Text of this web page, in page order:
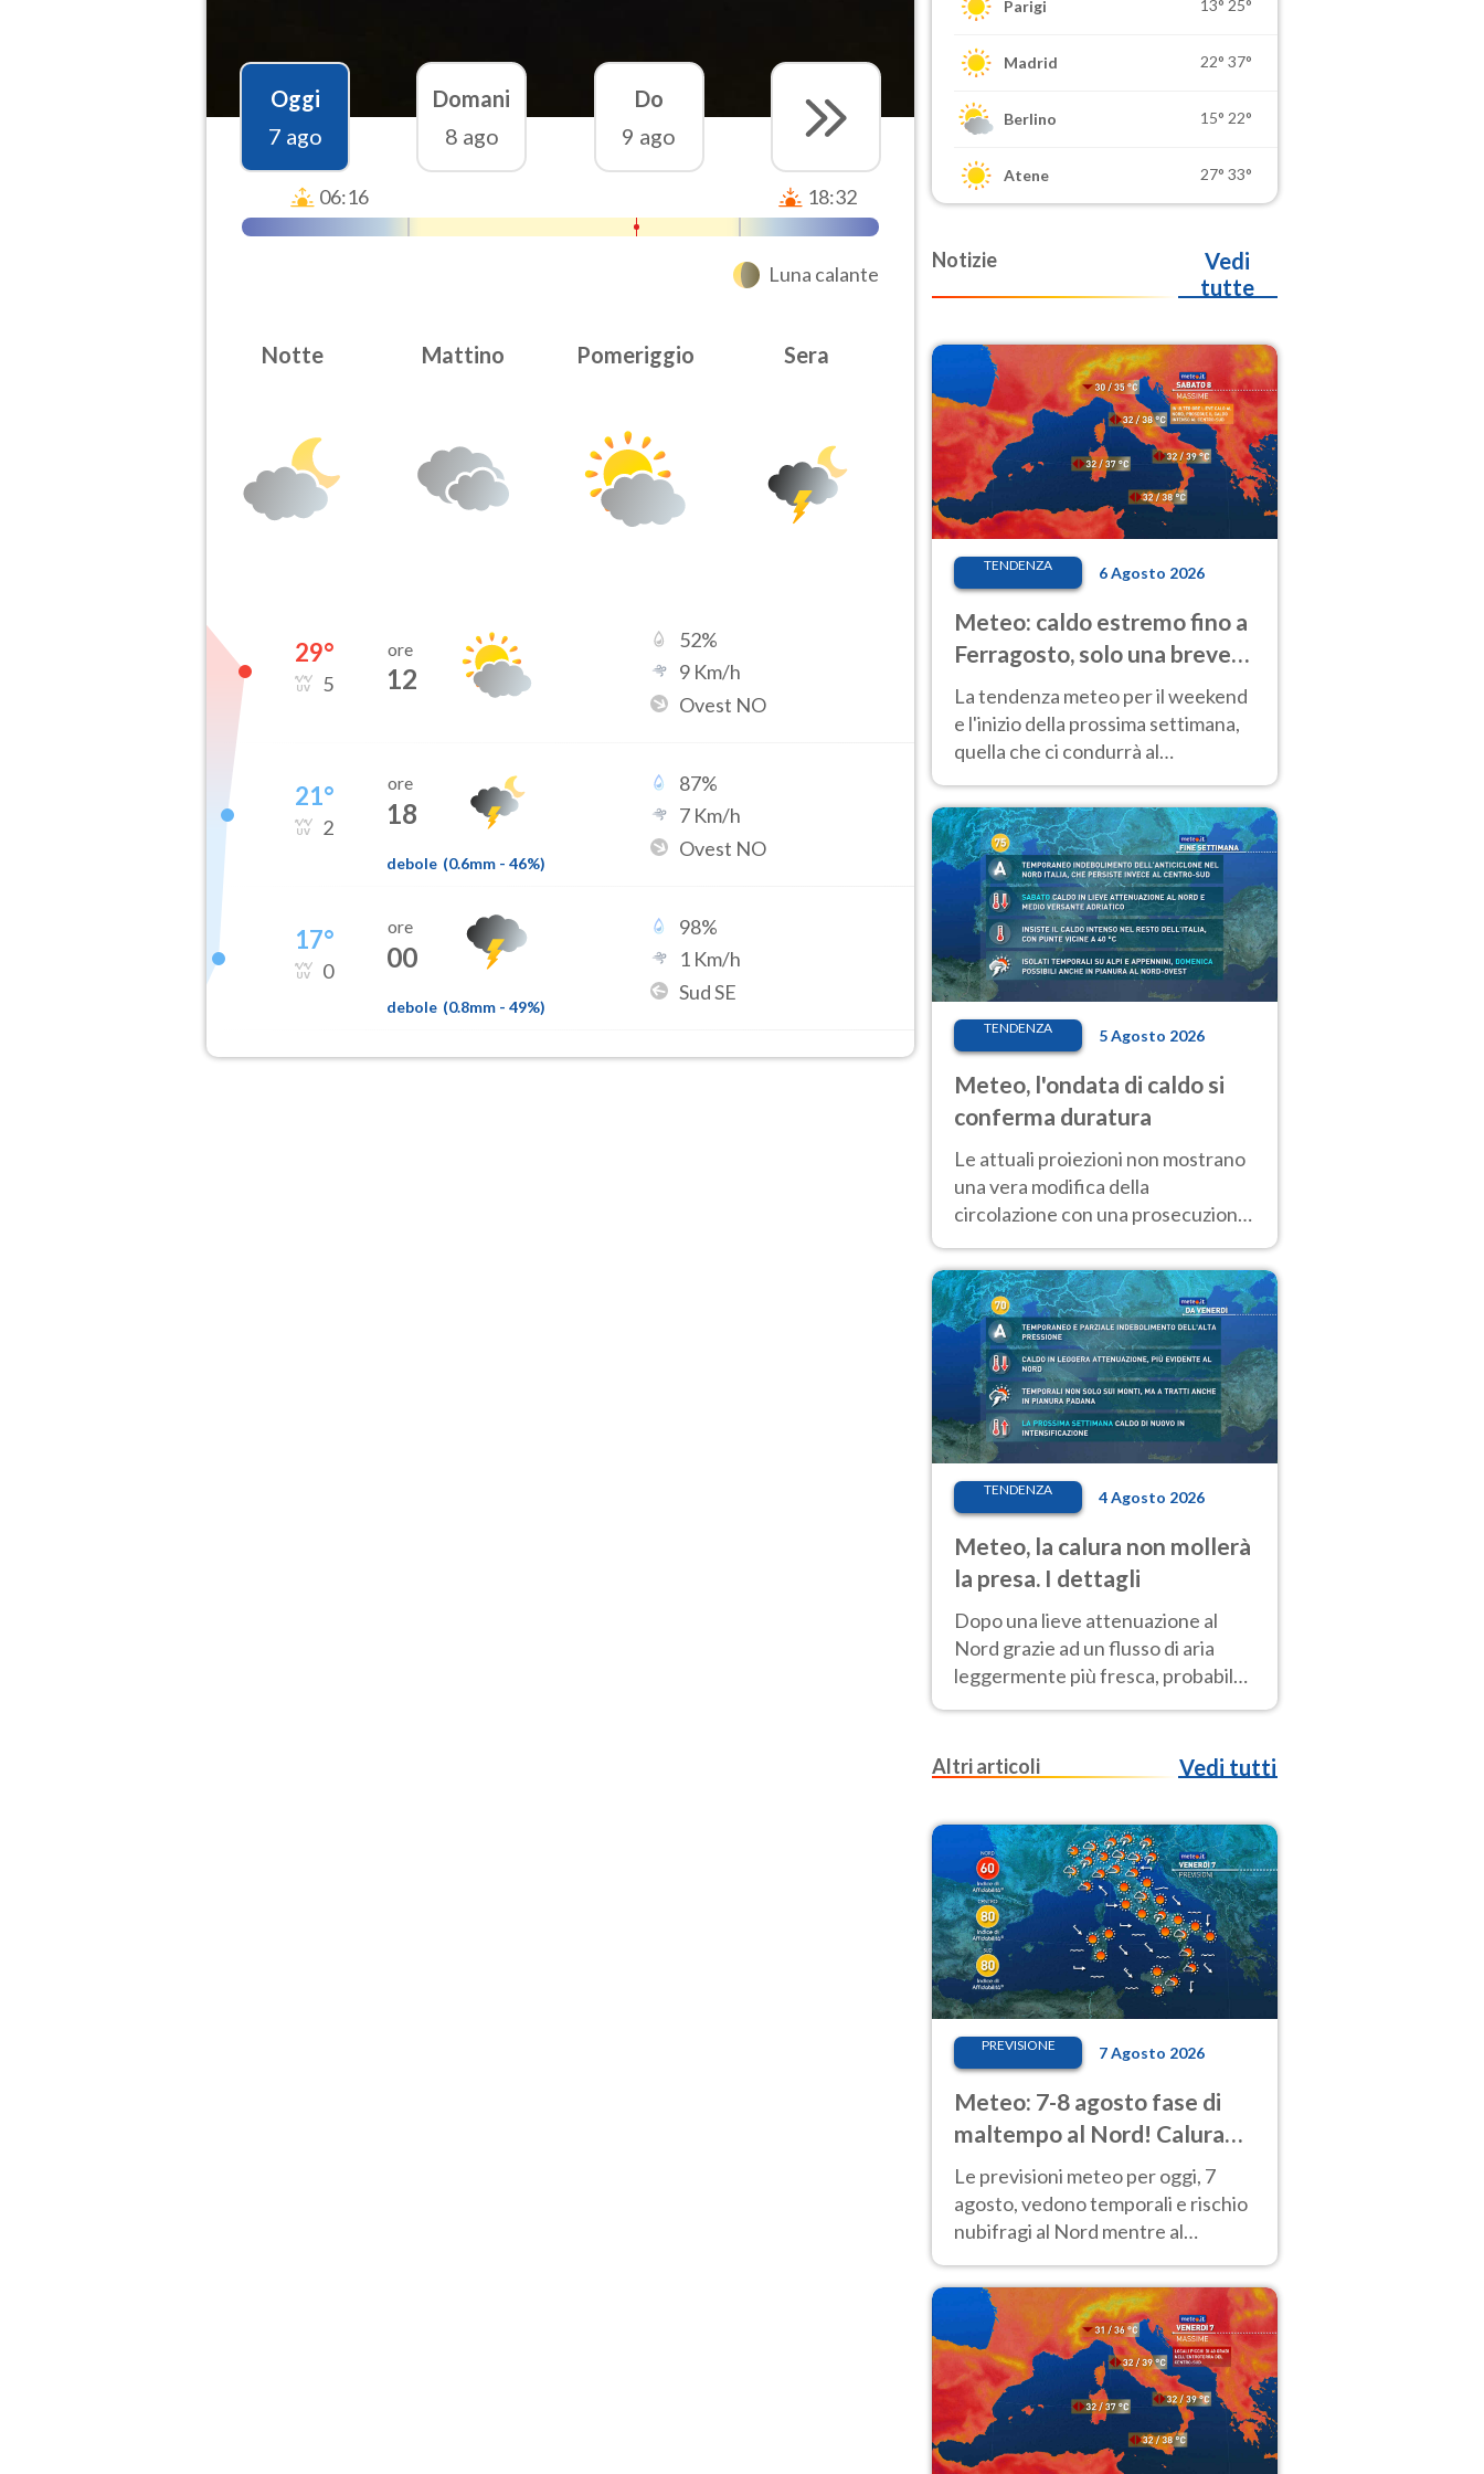
Oggi
7 ago
Domani
8 ago
Do
9 ago
06:16 18:32
Luna calante
Notte Mattino Pomeriggio Sera
29°
5
ore
12
52%
9 Km/h
Ovest NO
21°
2
ore
18
debole (0.6mm - 46%)
87%
7 Km/h
Ovest NO
17°
0
ore
00
debole (0.8mm - 49%)
98%
1 Km/h
Sud SE
Parigi 13° 25°
Madrid 22° 37°
Berlino 15° 22°
Atene 27° 33°
Notizie
Vedi
tutte
TENDENZA 6 Agosto 2026
Meteo: caldo estremo fino a
Ferragosto, solo una breve
pausa. Ecco dove
La tendenza meteo per il weekend
e l'inizio della prossima settimana,
quella che ci condurrà al
temperature molto elevate
TENDENZA 5 Agosto 2026
Meteo, l'ondata di caldo si
conferma duratura
Le attuali proiezioni non mostrano
una vera modifica della
circolazione con una prosecuzione
giorni, compresa la settimana di
Ferragosto
TENDENZA 4 Agosto 2026
Meteo, la calura non mollerà
la presa. I dettagli
Dopo una lieve attenuazione al
Nord grazie ad un flusso di aria
leggermente più fresca, probabile
nuovo rinforzo dell’anticiclone
Altri articoli
Vedi tutti
PREVISIONE 7 Agosto 2026
Meteo: 7-8 agosto fase di
maltempo al Nord! Calura
fino a Ferragosto
Le previsioni meteo per oggi, 7
agosto, vedono temporali e rischio
nubifragi al Nord mentre al
molto intenso.